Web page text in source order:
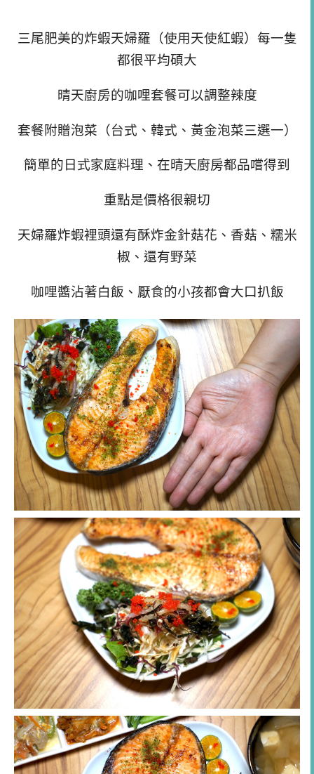
三尾肥美的炸蝦天婦羅（使用天使紅蝦）每一隻
都很平均碩大
晴天廚房的咖哩套餐可以調整辣度
套餐附贈泡菜（台式、韓式、黃金泡菜三選一）
簡單的日式家庭料理、在晴天廚房都品嚐得到
重點是價格很親切
天婦羅炸蝦裡頭還有酥炸金針菇花、香菇、糯米
椒、還有野菜
咖哩醬沾著白飯、厭食的小孩都會大口扒飯